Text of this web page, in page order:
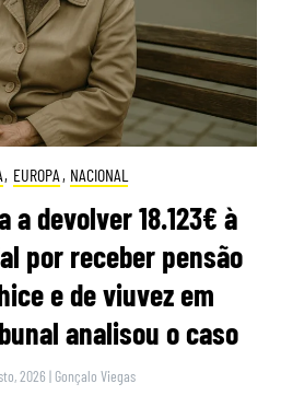
, EUROPA , NACIONAL
a devolver 18.123€ à
por receber pensão
e de viuvez em
analisou o caso
2026 | Gonçalo Viegas